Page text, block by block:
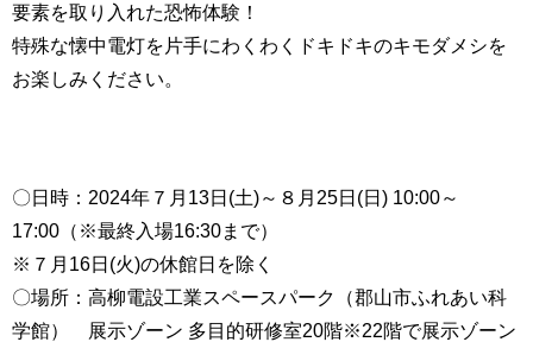
要素を取り入れた恐怖体験！
特殊な懐中電灯を片手にわくわくドキドキのキモダメシを
お楽しみください。
〇日時：2024年７月13日(土)～８月25日(日) 10:00～
17:00（※最終入場16:30まで）
※７月16日(火)の休館日を除く
〇場所：高柳電設工業スペースパーク（郡山市ふれあい科
学館） 展示ゾーン 多目的研修室20階※22階で展示ゾーン